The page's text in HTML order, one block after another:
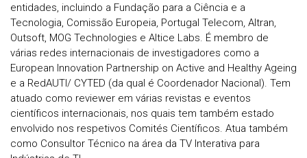
entidades, incluindo a Fundação para a Ciência e a
Tecnologia, Comissão Europeia, Portugal Telecom, Altran,
Outsoft, MOG Technologies e Altice Labs. É membro de
várias redes internacionais de investigadores como a
European Innovation Partnership on Active and Healthy Ageing
e a RedAUTI/ CYTED (da qual é Coordenador Nacional). Tem
atuado como reviewer em várias revistas e eventos
científicos internacionais, nos quais tem também estado
envolvido nos respetivos Comités Científicos. Atua também
como Consultor Técnico na área da TV Interativa para